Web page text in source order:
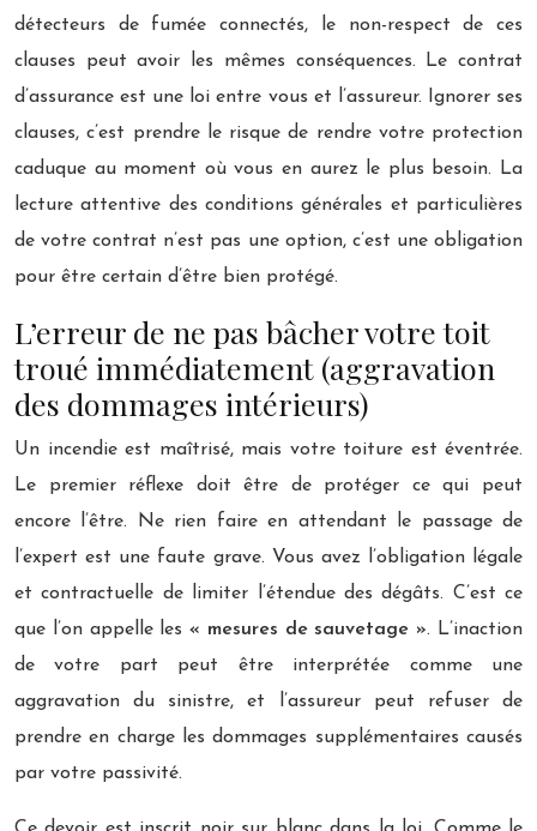
détecteurs de fumée connectés, le non-respect de ces
clauses peut avoir les mêmes conséquences. Le contrat
d’assurance est une loi entre vous et l’assureur. Ignorer ses
clauses, c’est prendre le risque de rendre votre protection
caduque au moment où vous en aurez le plus besoin. La
lecture attentive des conditions générales et particulières
de votre contrat n’est pas une option, c’est une obligation
pour être certain d’être bien protégé.
L’erreur de ne pas bâcher votre toit
troué immédiatement (aggravation
des dommages intérieurs)
Un incendie est maîtrisé, mais votre toiture est éventrée.
Le premier réflexe doit être de protéger ce qui peut
encore l’être. Ne rien faire en attendant le passage de
l’expert est une faute grave. Vous avez l’obligation légale
et contractuelle de limiter l’étendue des dégâts. C’est ce
que l’on appelle les« mesures de sauvetage ». L’inaction
de votre part peut être interprétée comme une
aggravation du sinistre, et l’assureur peut refuser de
prendre en charge les dommages supplémentaires causés
par votre passivité.